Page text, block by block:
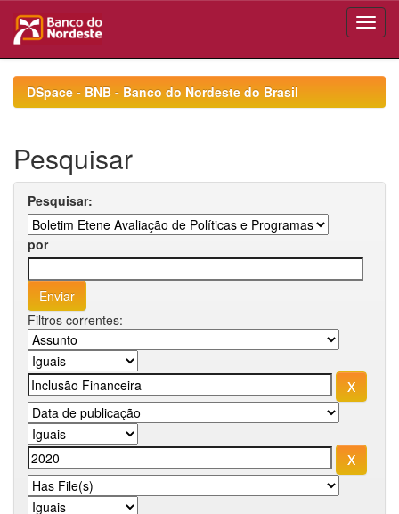
navigationDSpace - BNB - Banco do Nordeste do Brasil
Pesquisar
Pesquisar:
por
Filtros correntes: